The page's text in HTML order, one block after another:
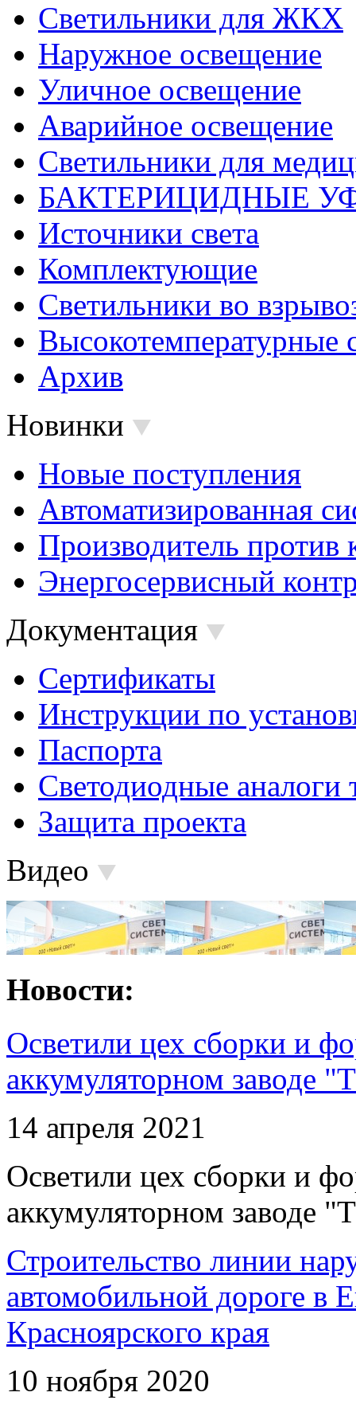
Светильники для ЖКХ
Наружное освещение
Уличное освещение
Аварийное освещение
Светильники для
БАКТЕРИЦИДНЫЕ
Источники света
Комплектующие
Светильники во
Высокотемпературные
Архив
Новинки
Новые поступления
Автоматизированная
Производитель против
Энергосервисный
Документация
Сертификаты
Инструкции по
Паспорта
Светодиодные аналоги
Защита проекта
Видео
Новости:
Осветили цех сборки и
аккумуляторном заводе
14 апреля 2021
Осветили цех сборки и
аккумуляторном заводе
Строительство линии
автомобильной дороге в
Красноярского края
10 ноября 2020